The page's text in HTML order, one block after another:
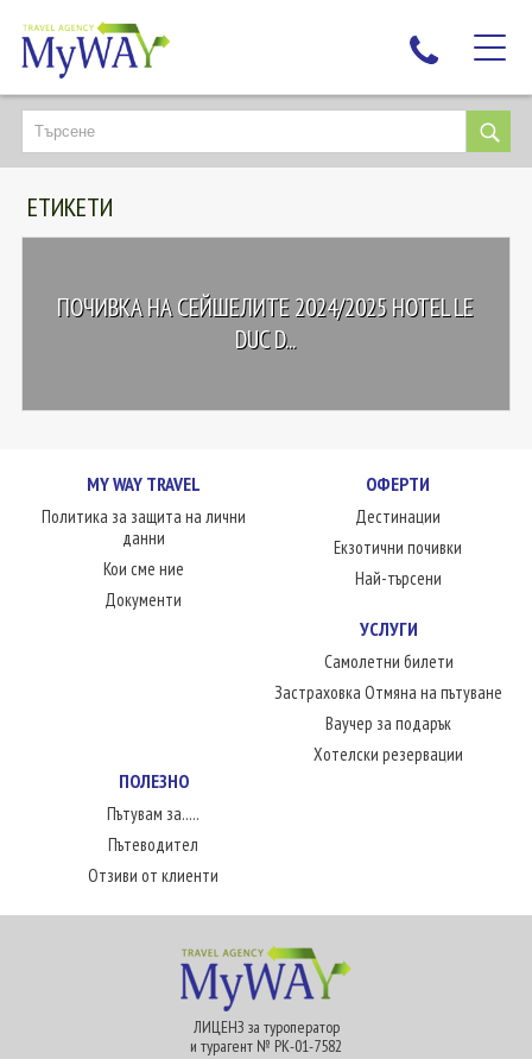
НАЙ-ТЪРСЕНИ
ДЕСТИНАЦИИ
ЕКЗОТИЧНИ ПОЧИВКИ
ЛЮБОПИТНО
КОНТАКТИ
ЕТИКЕТИ
ПОЧИВКА НА СЕЙШЕЛИТЕ 2024/2025 HOTEL LE
DUC D...
MY WAY TRAVEL
Политика за защита на лични
данни
Кои сме ние
Документи
ОФЕРТИ
Дестинации
Екзотични почивки
Най-търсени
УСЛУГИ
Самолетни билети
Застраховка Отмяна на пътуване
Ваучер за подарък
Хотелски резервации
ПОЛЕЗНО
Пътувам за.....
Пътеводител
Отзиви от клиенти
ЛИЦЕНЗ за туроператор
и турагент № РК-01-7582